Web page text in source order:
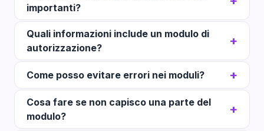
importanti?
Quali informazioni include un modulo di
autorizzazione?
Come posso evitare errori nei moduli?
Cosa fare se non capisco una parte del
modulo?